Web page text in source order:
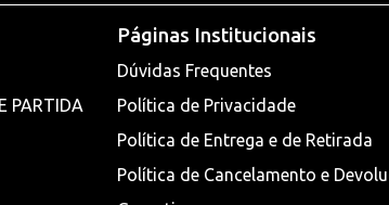
PARTIDA
Páginas Institucionais
Dúvidas Frequentes
Política de Privacidade
Política de Entrega e de Retirada
Política de Cancelamento e